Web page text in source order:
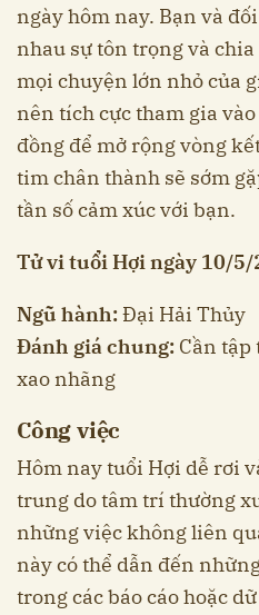
ngày hôm nay. Bạn và
nhau sự tôn trọng và
mọi chuyện lớn nhỏ của
nên tích cực tham gia
đồng để mở rộng vòng
tim chân thành sẽ sớm
tần số cảm xúc với bạn.
Tử vi tuổi Hợi ngày 10/5/
Ngũ hành:Đại Hải Thủy
Đánh giá chung: Cần
xao nhãng
Công việc
Hôm nay tuổi Hợi dễ rơi
trung do tâm trí thường
những việc không liên
này có thể dẫn đến
trong các báo cáo hoặc